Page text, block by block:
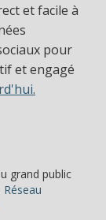
et facile à
pour
et engagé
grand public
Réseau